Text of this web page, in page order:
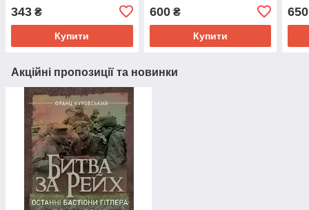
343 ₴
Купити
Мазепа Островський О.
600₴
Купити
650
Акційні пропозиції та новинки